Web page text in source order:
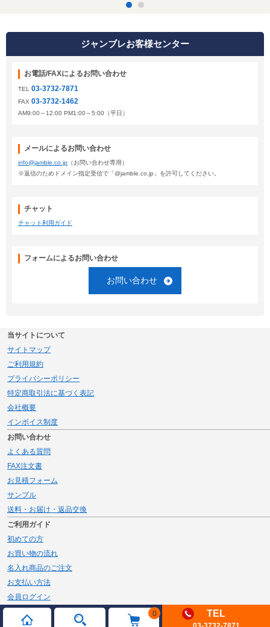
0 TEL
ジャンブレお客様センター
お電話/FAXによるお問い合わせ
TEL 03-3732-7871
FAX 03-3732-1462
AM9:00～12:00 PM1:00～5:00（平日）
メールによるお問い合わせ
info@jamble.co.jp （お問い合わせ専用）
※返信のためドメイン指定受信で「@jamble.co.jp」を許可してください。
チャット
チャット利用ガイド
フォームによるお問い合わせ
お問い合わせ
当サイトについて
サイトマップ
ご利用規約
プライバシーポリシー
特定商取引法に基づく表記
会社概要
インボイス制度
お問い合わせ
よくある質問
FAX注文書
お見積フォーム
サンプル
送料・お届け・返品交換
ご利用ガイド
初めての方
お買い物の流れ
名入れ商品のご注文
お支払い方法
会員ログイン
メルマガ登録